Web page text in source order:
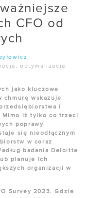
CFO od
,optymalizacja
jako kluczowe
chmurę wskazuje
i
Mimo iż tylko co trzeci
poprawy
się nieodłącznym
w coraz
badania Deloitte
planuje ich
organizacji w
Survey 2023. Gdzie